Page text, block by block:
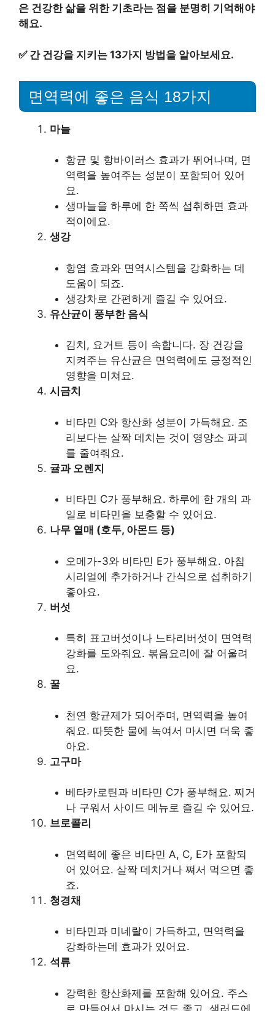
은 건강한 삶을 위한 기초라는 점을 분명히 기억해야
해요.
✅ 간 건강을 지키는 13가지 방법을 알아보세요.
면역력에 좋은 음식 18가지
마늘
항균 및 항바이러스 효과가 뛰어나며, 면
역력을 높여주는 성분이 포함되어 있어
요.
생마늘을 하루에 한 쪽씩 섭취하면 효과
적이에요.
생강
항염 효과와 면역시스템을 강화하는 데
도움이 되죠.
생강차로 간편하게 즐길 수 있어요.
유산균이 풍부한 음식
김치, 요거트 등이 속합니다. 장 건강을
지켜주는 유산균은 면역력에도 긍정적인
영향을 미쳐요.
시금치
비타민 C와 항산화 성분이 가득해요. 조
리보다는 살짝 데치는 것이 영양소 파괴
를 줄여줘요.
귤과 오렌지
비타민 C가 풍부해요. 하루에 한 개의 과
일로 비타민을 보충할 수 있어요.
나무 열매 (호두, 아몬드 등)
오메가-3와 비타민 E가 풍부해요. 아침
시리얼에 추가하거나 간식으로 섭취하기
좋아요.
버섯
특히 표고버섯이나 느타리버섯이 면역력
강화를 도와줘요. 볶음요리에 잘 어울려
요.
꿀
천연 항균제가 되어주며, 면역력을 높여
줘요. 따뜻한 물에 녹여서 마시면 더욱 좋
아요.
고구마
베타카로틴과 비타민 C가 풍부해요. 찌거
나 구워서 사이드 메뉴로 즐길 수 있어요.
브로콜리
면역력에 좋은 비타민 A, C, E가 포함되
어 있어요. 살짝 데치거나 쪄서 먹으면 좋
죠.
청경채
비타민과 미네랄이 가득하고, 면역력을
강화하는데 효과가 있어요.
석류
강력한 항산화제를 포함해 있어요. 주스
로 만들어서 마시는 것도 좋고, 샐러드에